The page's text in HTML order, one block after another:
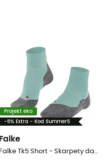
Projekt eko
-5% Extra - Kod Summer5
Falke
Falke Tk5 Short - Skarpety damskie